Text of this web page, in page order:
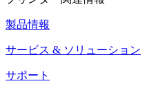
製品情報
サービス & ソリューション
サポート